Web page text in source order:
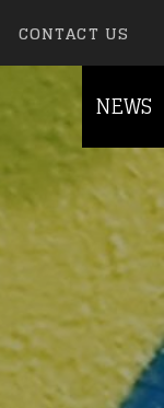
CONTACT US
NEWS